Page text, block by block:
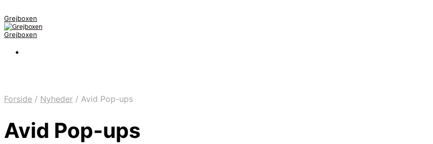
Grejboxen
Grejboxen
Forside / Nyheder / Avid Pop-ups
Avid Pop-ups